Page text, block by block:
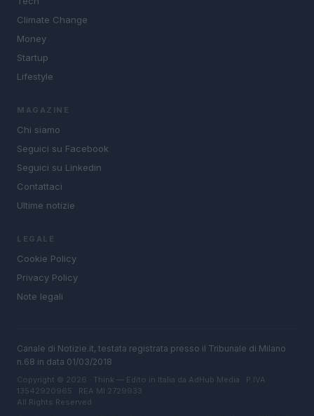
Climate Change
Money
Startup
Lifestyle
MAGAZINE
Chi siamo
Seguici su Facebook
Seguici su Linkedin
Contattaci
Ultime notizie
LEGALE
Cookie Policy
Privacy Policy
Note legali
Canale di Notizie.it, testata registrata presso il Tribunale di Milano
n.68 in data 01/03/2018
Copyright © 2026 · Think — Edito in Italia da AdHub Media · P.IVA
13542920965 · REA MI 2729933
All Rights Reserved